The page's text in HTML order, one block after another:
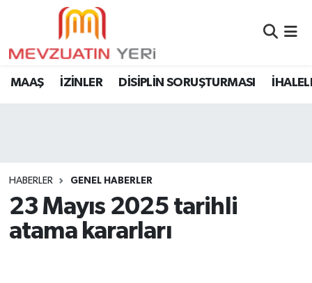
MAAŞ İZİNLER DİSİPLİN SORUŞTURMASI
HABERLER GENEL HABERLER
23 Mayıs 2025 tarihli
atama kararları